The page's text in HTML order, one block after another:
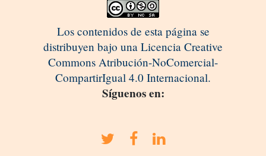
Los contenidos de esta página se
distribuyen bajo una Licencia Creative
Commons Atribución-NoComercial-
CompartirIgual 4.0 Internacional.
Síguenos en: